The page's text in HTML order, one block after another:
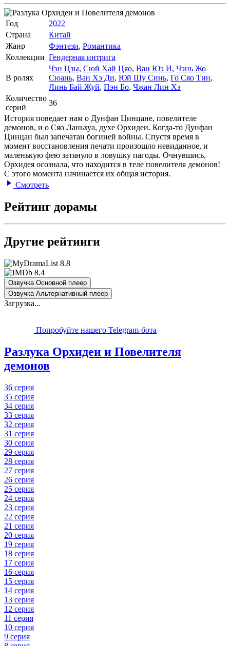
Год
2022
Страна
Китай
Жанр
Фэнтези, Романтика
Коллекции Гендерная интрига
В ролях
Чэн Цзы, Сюй Хай Цяо, Ван Юэ И, Чэнь Жо
Сюань, Ван Хэ Ди, Юй Шу Синь, Го Сяо Тин,
Линь Бай Жуй, Пэн Бо, Чжан Лин Хэ
Количество
серий
36
История поведает нам о Дунфан Цинцане, повелителе
демонов, и о Сяо Ланьхуа, духе Орхидеи. Когда-то Дунфан
Цинцан был запечатан богиней войны. Спустя время в
момент восстановления печати произошло невиданное, и
маленькую фею затянуло в ловушку пагоды. Очнувшись,
Орхидея осознала, что находится в теле повелителя демонов!
С этого момента начинается их общая история.
Смотреть
Рейтинг дорамы
Другие рейтинги
8.8
8.4
Озвучка Основной плеер
Озвучка Альтернативный плеер
Загрузка...
Попробуйте нашего Telegram-бота
Разлука Орхидеи и Повелителя
демонов
36 серия
35 серия
34 серия
33 серия
32 серия
31 серия
30 серия
29 серия
28 серия
27 серия
26 серия
25 серия
24 серия
23 серия
22 серия
21 серия
20 серия
19 серия
18 серия
17 серия
16 серия
15 серия
14 серия
13 серия
12 серия
11 серия
10 серия
9 серия